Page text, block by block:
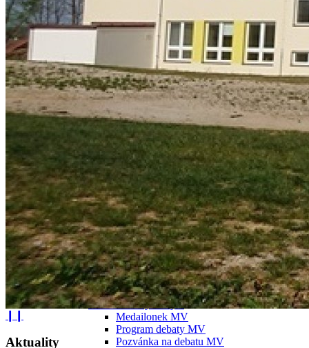
Kostel
Čapí hnízdo
Život v obci
Místní organizace
Obecní
Farnost
Pohostinství
Zdravotní středisko
Ostatní
Knihovna
Úvod
On-line katalog
Výpůjční doba a internet
Ceník
Historie
Akce knihovny
Archiv akcí
Periodika
Dovolená v knihovně
Foto - interiér knihovny
Foto - exteriér knihovny
Oblíbené odkazy
Kalendář obsazenosti
Venkovské debaty
S Markem Výborným
Medailonek MV
Program debaty MV
Pozvánka na debatu MV
Aktuality